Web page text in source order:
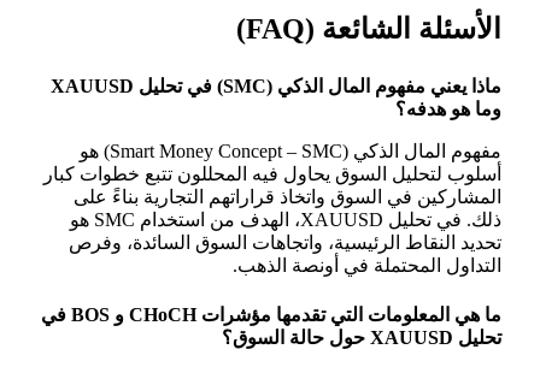
الأسئلة الشائعة (FAQ)
ماذا يعني مفهوم المال الذكي (SMC) في تحليل XAUUSD
وما هو هدفه؟
مفهوم المال الذكي (Smart Money Concept – SMC) هو
أسلوب لتحليل السوق يحاول فيه المحللون تتبع خطوات كبار
المشاركين في السوق واتخاذ قراراتهم التجارية بناءً على
ذلك. في تحليل XAUUSD، الهدف من استخدام SMC هو
تحديد النقاط الرئيسية، واتجاهات السوق السائدة، وفرص
التداول المحتملة في أونصة الذهب.
ما هي المعلومات التي تقدمها مؤشرات CHoCH و BOS في
تحليل XAUUSD حول حالة السوق؟